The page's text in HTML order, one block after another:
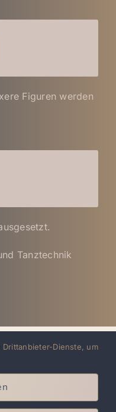
Figuren werden
Tanztechnik
Dienste, um